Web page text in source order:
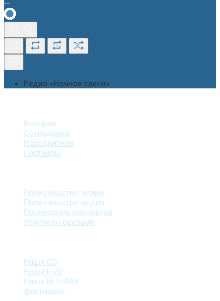
--
1
Радио «Ночное такси»
История
Сотрудники
Исполнители
Партнеры
Производство аудио
Производство видео
Проведение концертов
Услуги по рекламе
Наши CD
Наши DVD
Наши BLU-RAY
Фестивали